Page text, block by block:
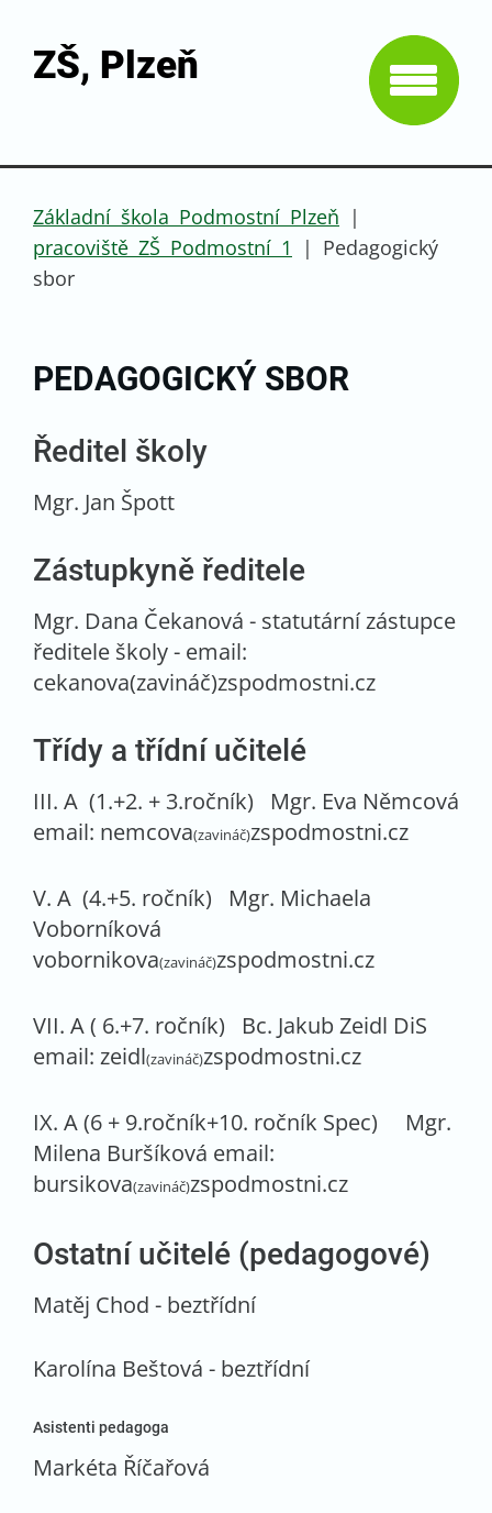
ZŠ, Plzeň
Základní škola Podmostní Plzeň |
pracoviště ZŠ Podmostní 1
| Pedagogický
sbor
PEDAGOGICKÝ SBOR
Ředitel školy
Mgr. Jan Špott
Zástupkyně ředitele
Mgr. Dana Čekanová - statutární zástupce
ředitele školy - email:
cekanova(zavináč)zspodmostni.cz
Třídy a třídní učitelé
III. A (1.+2. + 3.ročník) Mgr. Eva Němcová
email: nemcova(zavináč)zspodmostni.cz
V. A (4.+5. ročník) Mgr. Michaela
Voborníková
vobornikova(zavináč)zspodmostni.cz
VII. A ( 6.+7. ročník) Bc. Jakub Zeidl DiS
email: zeidl(zavináč)zspodmostni.cz
IX. A (6 + 9.ročník+10. ročník Spec) Mgr.
Milena Buršíková email:
bursikova(zavináč)zspodmostni.cz
Ostatní učitelé (pedagogové)
Matěj Chod - beztřídní
Karolína Beštová - beztřídní
Asistenti pedagoga
Markéta Říčařová